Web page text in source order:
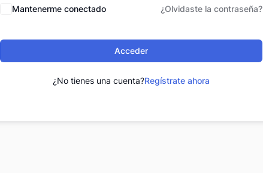
Mantenerme conectado ¿Olvidaste la contraseña?
Acceder
¿No tienes una cuenta?Regístrate ahora